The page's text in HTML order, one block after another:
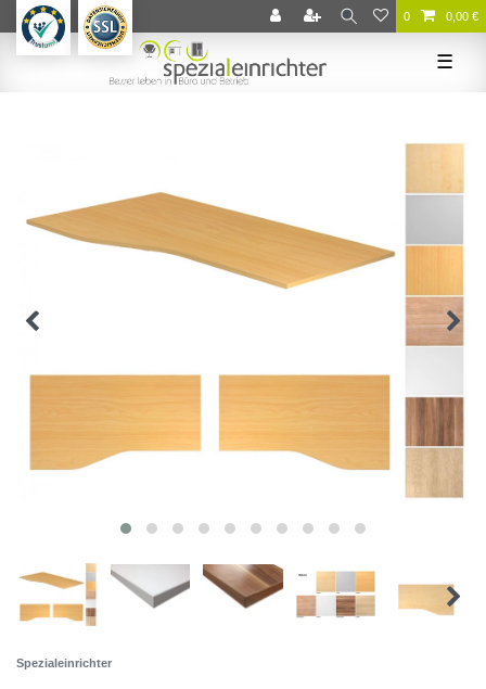
0 0,00 €
☰
Spezialeinrichter